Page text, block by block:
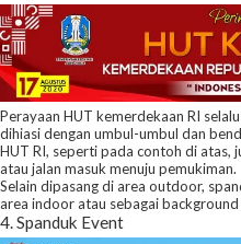
Perayaan HUT kemerdekaan RI
dihiasi dengan umbul-umbul dan
HUT RI, seperti pada contoh di atas,
atau jalan masuk menuju pemukiman.
Selain dipasang di area outdoor,
area indoor atau sebagai
4. Spanduk Event